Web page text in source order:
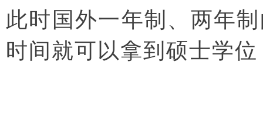
此时国外一年制、两年
时间就可以拿到硕士学